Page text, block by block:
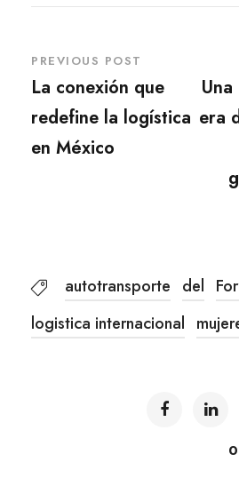
PREVIOUS POST
La conexión que
redefine la logística
en México
era
autotransporte del
logistica internacional
0